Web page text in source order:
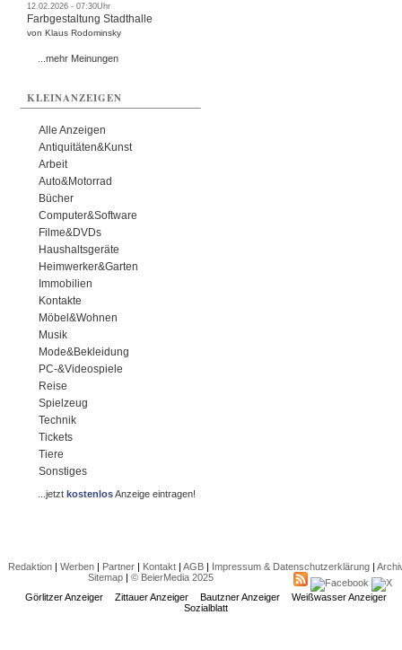
12.02.2026 - 07:30Uhr
Farbgestaltung Stadthalle
von Klaus Rodominsky
...mehr Meinungen
KLEINANZEIGEN
Alle Anzeigen
Antiquitäten&Kunst
Arbeit
Auto&Motorrad
Bücher
Computer&Software
Filme&DVDs
Haushaltsgeräte
Heimwerker&Garten
Immobilien
Kontakte
Möbel&Wohnen
Musik
Mode&Bekleidung
PC-&Videospiele
Reise
Spielzeug
Technik
Tickets
Tiere
Sonstiges
...jetztkostenlosAnzeige eintragen!
Redaktion| Werben| Partner| Kontakt| AGB| Impressum & Datenschutzerklärung|
Sitemap| © BeierMedia 2025
Görlitzer Anzeiger
Zittauer Anzeiger Bautzner Anzeiger
Weißwasser Anzeiger
Sozialblatt